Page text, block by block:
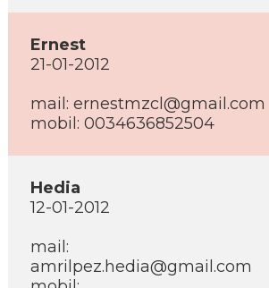
Ernest
21-01-2012
mail: ernestmzcl@gmail.com
mobil: 0034636852504
Hedia
12-01-2012
mail:
amrilpez.hedia@gmail.com